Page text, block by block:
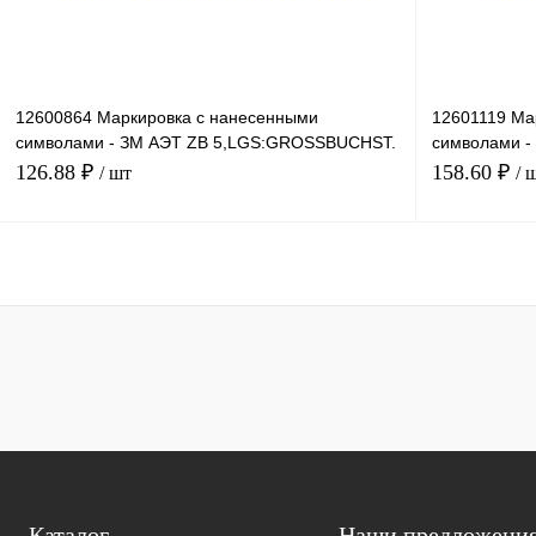
12600864 Маркировка с нанесенными
символами - ЗМ АЭТ ZB 5,LGS:GROSSBUCHST.
Q
126.88 ₽ / шт
12601119
символами
158.60 ₽ /